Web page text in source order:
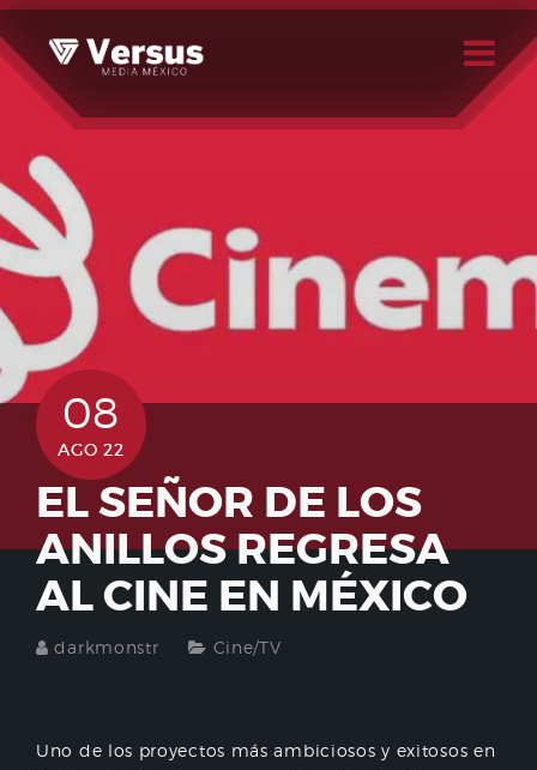
Skip
to
content
Usuario
08
AGO 22
EL SEÑOR DE LOS
ANILLOS REGRESA
AL CINE EN MÉXICO
darkmonstr Cine/TV
Uno de los proyectos más ambiciosos y exitosos en